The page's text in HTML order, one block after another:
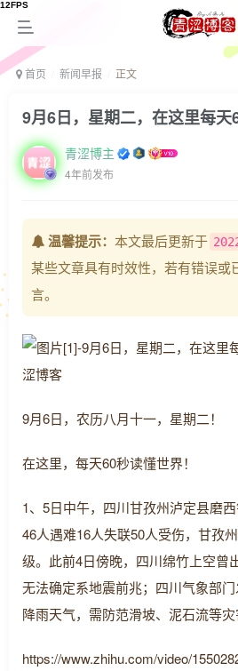
首页 新闻早报 正文
9月6日，星期二，在这里每天
青涩博主
4年前发布
温馨提示： 本文最后更新于
某些文章具有时效性，若有错误或
言。
9月6日，农历八月十一，星期二！
在这里，每天60秒读懂世界！
1、5日中午，四川甘孜州泸定县磨
46人遇难16人失联50人受伤，甘孜
级。此前4日傍晚，四川绵竹上空曾
无法确定系地震前兆；四川气象部
降雨天气，需防范滑坡、泥石流等灾
https://www.zhihu.com/video/